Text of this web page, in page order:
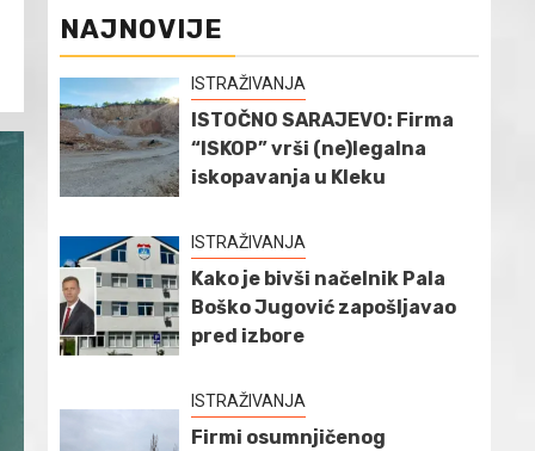
NAJNOVIJE
ISTRAŽIVANJA
ISTOČNO SARAJEVO: Firma
“ISKOP” vrši (ne)legalna
iskopavanja u Kleku
ISTRAŽIVANJA
Kako je bivši načelnik Pala
Boško Jugović zapošljavao
pred izbore
ISTRAŽIVANJA
Firmi osumnjičenog